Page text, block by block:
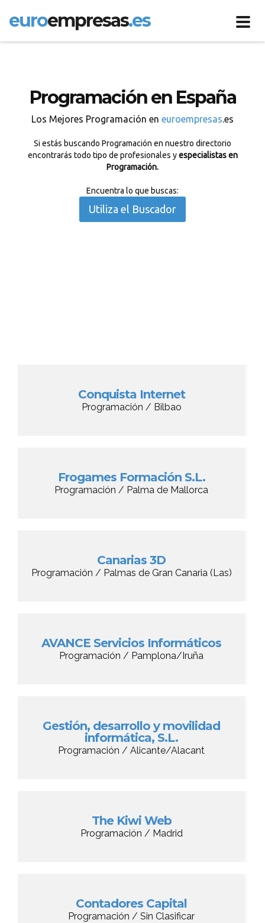
euroempresas.es
Programación en España
Los Mejores Programación en euroempresas.es
Si estás buscando Programación en nuestro directorio
encontrarás todo tipo de profesionales yespecialistas en
Programación.
Encuentra lo que buscas:
Utiliza el Buscador
Conquista Internet
Programación / Bilbao
Frogames Formación S.L.
Programación / Palma de Mallorca
Canarias 3D
Programación / Palmas de Gran Canaria (Las)
AVANCE Servicios Informáticos
Programación / Pamplona/Iruña
Gestión, desarrollo y movilidad
informática, S.L.
Programación / Alicante/Alacant
The Kiwi Web
Programación / Madrid
Contadores Capital
Programación / Sin Clasificar